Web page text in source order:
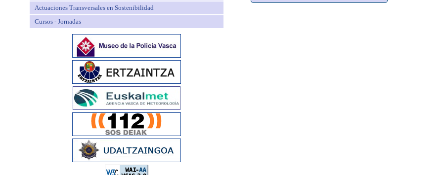
Actuaciones Transversales en Sostenibilidad
Cursos - Jornadas